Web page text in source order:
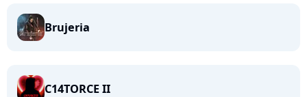
Brujeria
C14TORCE II